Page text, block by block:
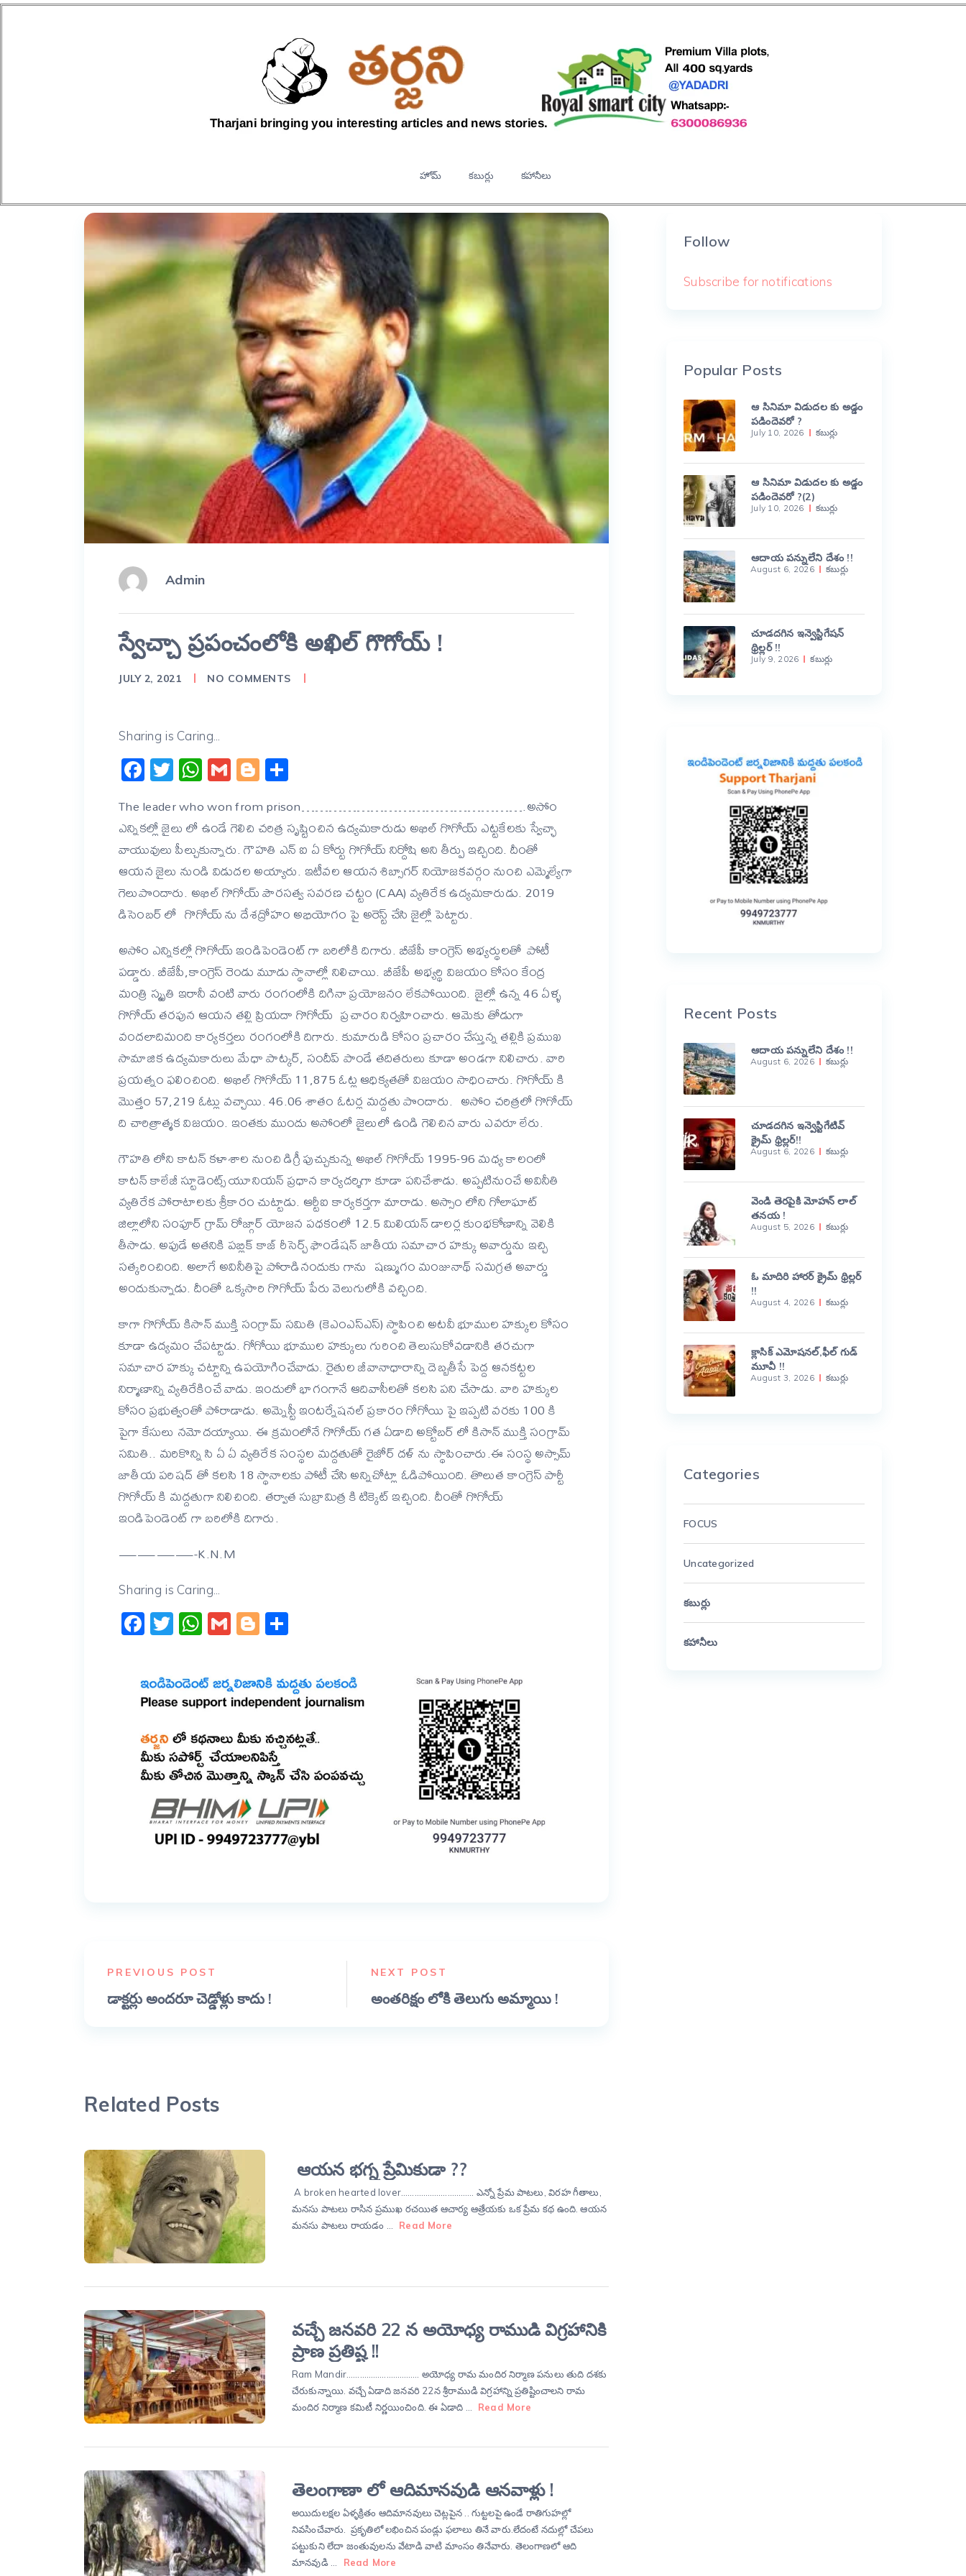
హోమ్ కబుర్లు కహానీలు
Admin
స్వేచ్చా ప్రపంచంలోకి అఖిల్ గొగోయ్ !
JULY 2, 2021 NO COMMENTS
Sharing is Caring...
Facebook
Twitter
WhatsApp
GmailBlogger
The leader who won from prison………………………………………….అసోం
ఎన్నికల్లో జైలు లో ఉండే గెలిచి చరిత్ర సృష్టించిన ఉద్యమకారుడు అఖిల్ గొగోయ్ ఎట్టకేలకు స్వేచ్ఛా
వాయువులు పీల్చుకున్నారు. గౌహతి ఎన్ ఐ ఏ కోర్టు గొగోయ్ నిర్దోషి అని తీర్పు ఇచ్చింది. దీంతో
ఆయన జైలు నుండి విడుదల అయ్యారు. ఇటీవల ఆయన శిబ్సాగర్ నియోజకవర్గం నుంచి ఎమ్మెల్యేగా
గెలుపొందారు. అఖిల్ గొగోయ్ పౌరసత్వ సవరణ చట్టం (CAA) వ్యతిరేక ఉద్యమకారుడు. 2019
డిసెంబర్ లో గొగోయ్ ను దేశద్రోహం అభియోగం పై అరెస్ట్ చేసి జైల్లో పెట్టారు.
అసోం ఎన్నికల్లో గొగోయ్ ఇండిపెండెంట్ గా బరిలోకి దిగారు. బీజేపీ కాంగ్రెస్ అభ్యర్థులతో పోటీ
పడ్డారు. బీజేపీ,కాంగ్రెస్ రెండు మూడు స్థానాల్లో నిలిచాయి. బీజేపీ అభ్యర్థి విజయం కోసం కేంద్ర
మంత్రి స్మృతి ఇరానీ వంటి వారు రంగంలోకి దిగినా ప్రయోజనం లేకపోయింది. జైల్లో ఉన్న 46 ఏళ్ళ
గొగోయ్ తరపున ఆయన తల్లి ప్రియదా గొగోయ్ ప్రచారం నిర్వహించారు. ఆమెకు తోడుగా
వందలాదిమంది కార్యకర్తలు రంగంలోకి దిగారు. కుమారుడి కోసం ప్రచారం చేస్తున్న తల్లికి ప్రముఖ
సామాజిక ఉద్యమకారులు మేధా పాట్కర్, సందీప్ పాండే తదితరులు కూడా అండగా నిలిచారు. వారి
ప్రయత్నం ఫలించింది. అఖిల్ గొగోయ్ 11,875 ఓట్ల ఆధిక్యతతో విజయం సాధించారు. గొగోయ్ కి
మొత్తం 57,219 ఓట్లు వచ్చాయి. 46.06 శాతం ఓటర్ల మద్దతు పొందారు. అసోం చరిత్రలో గొగోయ్
ది చారిత్రాత్మక విజయం. ఇంతకు ముందు అసోంలో జైలులో ఉండి గెలిచిన వారు ఎవరూ లేరు.
గౌహతి లోని కాటన్ కళాశాల నుంచి డిగ్రీ పుచ్చుకున్న అఖిల్ గొగోయ్ 1995-96 మధ్య కాలంలో
కాటన్ కాలేజీ స్టూడెంట్స్ యూనియన్ ప్రధాన కార్యదర్శిగా కూడా పనిచేశాడు. అప్పటినుంచే అవినీతి
వ్యతిరేక పోరాటాలకు శ్రీకారం చుట్టాడు. ఆర్టీఐ కార్యకర్తగా మారాడు. అస్సాం లోని గోలాఘాట్
జిల్లాలోని సంపూర్ గ్రామ్ రోజ్గార్ యోజన పధకంలో 12.5 మిలియన్ డాలర్ల కుంభకోణాన్ని వెలికి
తీసాడు. అపుడే అతనికి పబ్లిక్ కాజ్ రీసెర్చ్ ఫౌండేషన్ జాతీయ సమాచార హక్కు అవార్డును ఇచ్చి
సత్కరించింది. అలాగే అవినీతిపై పోరాడినందుకు గాను షణ్ముగం మంజునాథ్ సమగ్రత అవార్డు
అందుకున్నాడు. దీంతో ఒక్కసారి గొగోయ్ పేరు వెలుగులోకి వచ్చింది.
కాగా గొగోయ్ కిసాన్ ముక్తి సంగ్రామ్ సమితి (కెఎంఎస్ఎస్) స్థాపించి అటవీ భూముల హక్కుల కోసం
కూడా ఉద్యమం చేపట్టాడు. గోగోయి భూముల హక్కులు గురించి తెలుసుకోవడానికి తరచుగా
సమాచార హక్కు చట్టాన్ని ఉపయోగించేవాడు. రైతుల జీవానాధారాన్ని దెబ్బతీసే పెద్ద ఆనకట్టల
నిర్మాణాన్ని వ్యతిరేకించే వాడు. ఇందులో భాగంగానే ఆదివాసీలతో కలసి పని చేసాడు. వారి హక్కుల
కోసం ప్రభుత్వంతో పోరాడాడు. అమ్నెస్టీ ఇంటర్నేషనల్ ప్రకారం గోగోయి పై ఇప్పటి వరకు 100 కి
పైగా కేసులు నమోదయ్యాయి. ఈ క్రమంలోనే గొగోయ్ గత ఏడాది అక్టోబర్ లో కిసాన్ ముక్తి సంగ్రామ్
సమితి.. మరికొన్ని సి ఏ ఏ వ్యతిరేక సంస్థల మద్దతుతో రైజోర్ దళ్ ను స్థాపించారు.ఈ సంస్థ అస్సామ్
జాతీయ పరిషద్ తో కలసి 18 స్థానాలకు పోటీ చేసి అన్నిచోట్లా ఓడిపోయింది. తొలుత కాంగ్రెస్ పార్టీ
గొగోయ్ కి మద్దతుగా నిలిచింది. తర్వాత సుబ్రామిత్ర కి టిక్కెట్ ఇచ్చింది. దీంతో గొగోయ్
ఇండిపెండెంట్ గా బరిలోకి దిగారు.
————-K.N.M
Sharing is Caring...
Facebook
Twitter
WhatsApp
GmailBlogger
PREVIOUS POST
డాక్టర్లు అందరూ చెడ్డోళ్లు కాదు !
NEXT POST
అంతరిక్షం లోకి తెలుగు అమ్మాయి !
Related Posts
ఆయన భగ్న ప్రేమికుడా ??
A broken hearted lover…………………………… ఎన్నో ప్రేమ పాటలు, విరహ గీతాలు,
మనసు పాటలు రాసిన ప్రముఖ రచయిత ఆచార్య ఆత్రేయకు ఒక ప్రేమ కథ ఉంది. ఆయన
మనసు పాటలు రాయడం …
Read More
వచ్చే జనవరి 22 న అయోధ్య రాముడి విగ్రహానికి
ప్రాణ ప్రతిష్ట !!
Ram Mandir…………………………… అయోధ్య రామ మందిర నిర్మాణ పనులు తుది దశకు
చేరుకున్నాయి. వచ్చే ఏడాది జనవరి 22న శ్రీరాముడి విగ్రహాన్ని ప్రతిష్టించాలని రామ
మందిర నిర్మాణ కమిటీ నిర్ణయించింది. ఈ ఏడాది …
Read More
తెలంగాణా లో ఆదిమానవుడి ఆనవాళ్లు !
అయిదులక్షల ఏళ్ళక్రితం ఆదిమానవులు చెట్లపైన .. గుట్టలపై ఉండే రాతిగుహల్లో
నివసించేవారు. ప్రకృతిలో లభించిన పండ్లు ఫలాలు తినే వారు.లేదంటే నదుల్లో చేపలు
పట్టుకుని లేదా జంతువులను వేటాడి వాటి మాంసం తినేవారు. తెలంగాణలో ఆది
మానవుడి …
Read More
Follow
Subscribe for notifications
Popular Posts
ఆ సినిమా విడుదల కు అడ్డం
పడిందెవరో ?
July 10, 2026 కబుర్లు
ఆ సినిమా విడుదల కు అడ్డం
పడిందెవరో ?(2)
July 10, 2026 కబుర్లు
ఆదాయ పన్నులేని దేశం !!
August 6, 2026 కబుర్లు
చూడదగిన ఇన్వెస్టిగేషన్
థ్రిల్లర్ !!
July 9, 2026 కబుర్లు
Recent Posts
ఆదాయ పన్నులేని దేశం !!
August 6, 2026 కబుర్లు
చూడదగిన ఇన్వెస్టిగేటివ్
క్రైమ్ థ్రిల్లర్!!
August 6, 2026 కబుర్లు
వెండి తెరపైకి మోహన్ లాల్
తనయ !
August 5, 2026 కబుర్లు
ఓ మాదిరి హారర్ క్రైమ్ థ్రిల్లర్
!!
August 4, 2026 కబుర్లు
క్లాసిక్ ఎమోషనల్,ఫీల్ గుడ్
మూవీ !!
August 3, 2026 కబుర్లు
Categories
FOCUS
Uncategorized
కబుర్లు
కహానీలు